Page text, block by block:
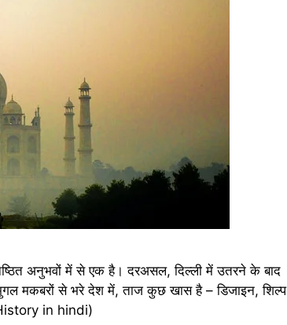
अनुभवों में से एक है। दरअसल, दिल्ली में उतरने के बाद
मकबरों से भरे देश में, ताज कुछ खास है – डिजाइन, शिल्प
in hindi)